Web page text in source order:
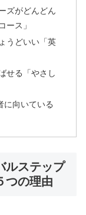
ズがどんどん
ース」
うどいい「英
せる「やさし
に向いている
ルステップ
つの理由